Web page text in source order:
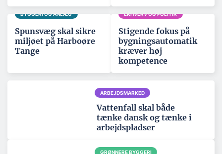
BYGGERI OG ANLÆG
Spunsvæg skal sikre
miljøet på Harboøre
Tange
ERHVERV OG POLITIK
Stigende fokus på
bygningsautomatik
kræver høj
kompetence
ARBEJDSMARKED
Vattenfall skal både
tænke dansk og tænke i
arbejdspladser
GRØNNERE BYGGERI